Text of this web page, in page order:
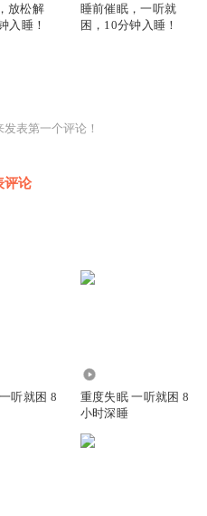
放松解
入睡！
睡前催眠，一听就
困，10分钟入睡！
表第一个评论！
评论
听就困 8
重度失眠 一听就困 8
小时深睡